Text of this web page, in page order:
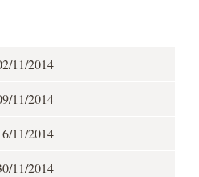
11/2014
11/2014
11/2014
11/2014